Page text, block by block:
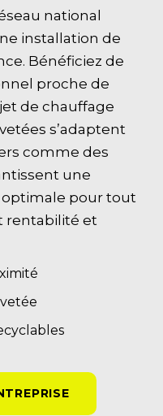
national
installation de
Bénéficiez de
proche de
de chauffage
s’adaptent
comme des
une
pour tout
rentabilité et